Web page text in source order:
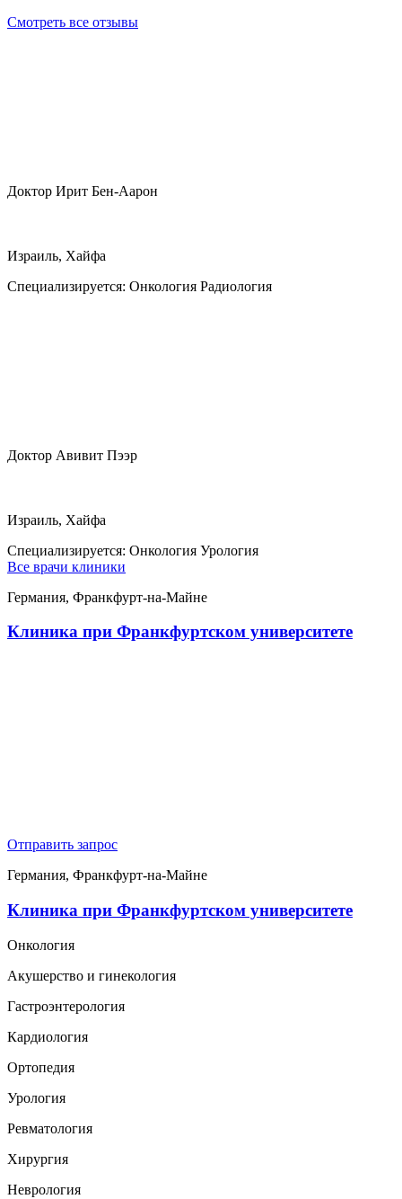
Смотреть все отзывы
Доктор Ирит Бен-Аарон
Израиль, Хайфа
Специализируется: Онкология Радиология
Доктор Авивит Пээр
Израиль, Хайфа
Специализируется: Онкология Урология
Все врачи клиники
Германия, Франкфурт-на-Майне
Клиника при Франкфуртском университете
Отправить запрос
Германия, Франкфурт-на-Майне
Клиника при Франкфуртском университете
Онкология
Акушерство и гинекология
Гастроэнтерология
Кардиология
Ортопедия
Урология
Ревматология
Хирургия
Неврология